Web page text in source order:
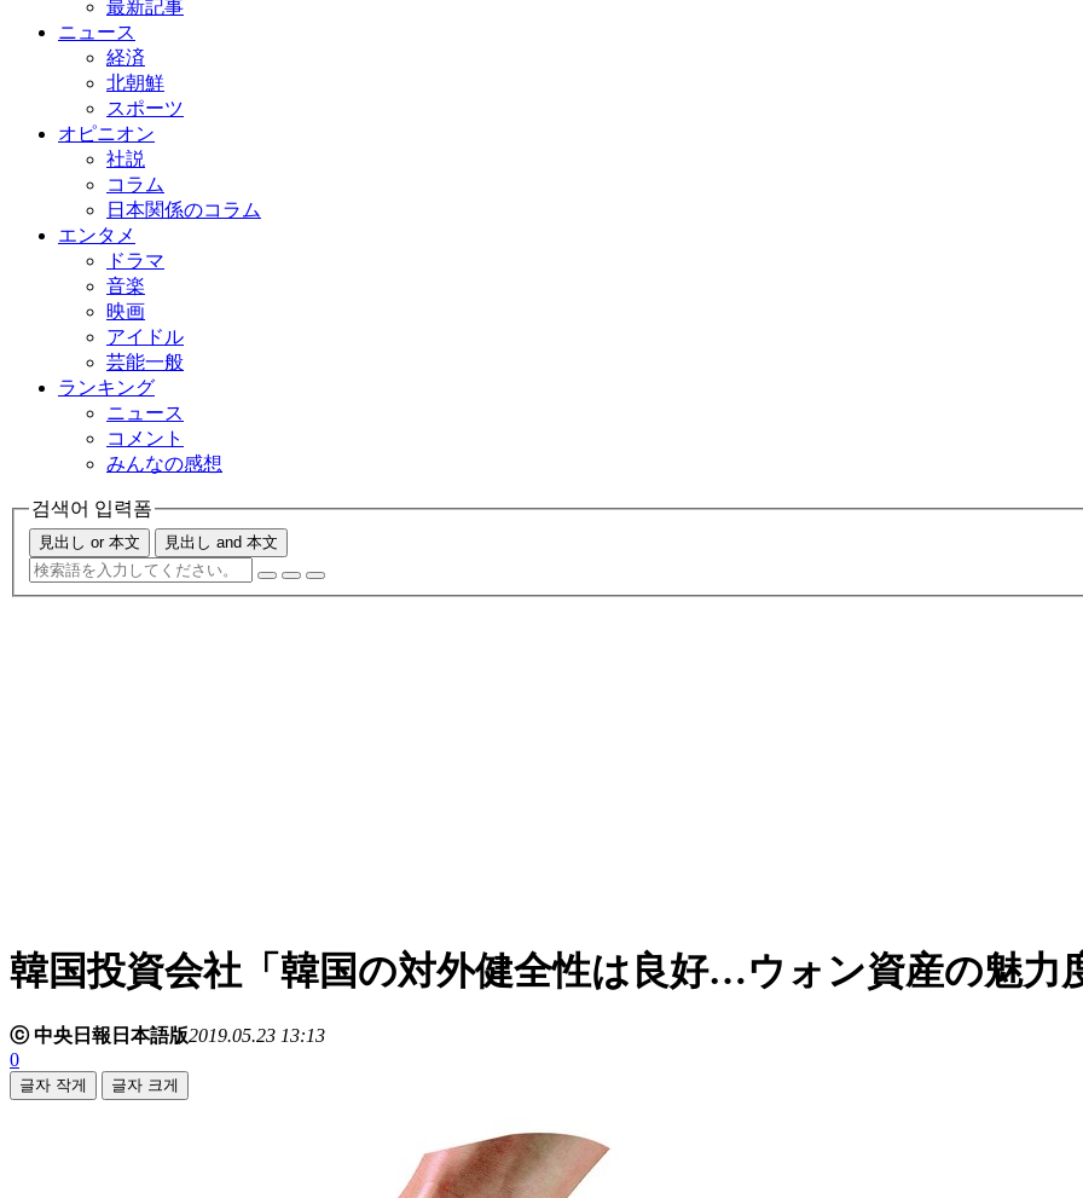
最新記事
ニュース
経済
北朝鮮
スポーツ
オピニオン
社説
コラム
日本関係のコラム
エンタメ
ドラマ
音楽
映画
アイドル
芸能一般
ランキング
ニュース
コメント
みんなの感想
검색어 입력폼
見出し or 本文 見出し and 本文
韓国投資会社「韓国の対外健全性は良好…ウォン資産の魅力
ⓒ 中央日報日本語版2019.05.23 13:13
0
글자 작게 글자 크게